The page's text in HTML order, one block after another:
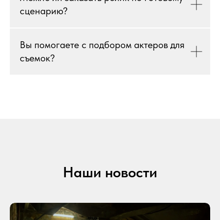
сценарию?
Вы помогаете с подбором актеров для
съемок?
Наши новости